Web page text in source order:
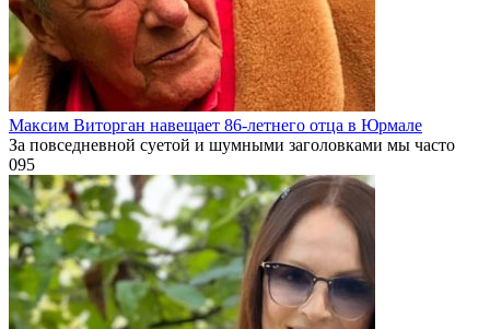
Максим Виторган навещает 86-летнего отца в Юрмале
За повседневной суетой и шумными заголовками мы часто
095